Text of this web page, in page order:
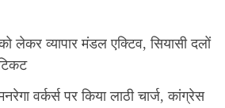
लेकर व्यापार मंडल एक्टिव, सियासी दलों
वर्कर्स पर किया लाठी चार्ज, कांग्रेस